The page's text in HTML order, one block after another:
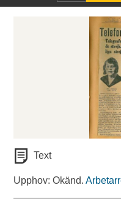
Text
Upphov: Okänd.